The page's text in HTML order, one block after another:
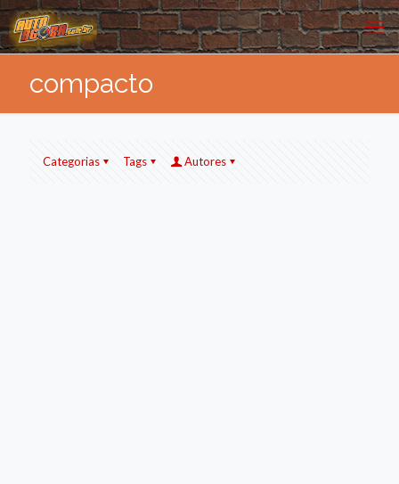
compacto
Categorias Tags Autores